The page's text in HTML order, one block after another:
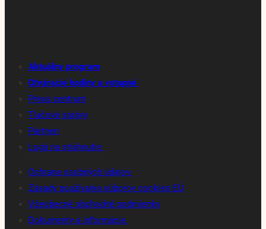
Aktuálny program
Otváracie hodiny a vstupné
Press centrum
Tlačové správy
Partneri
Logá na stiahnutie
Ochrana osobných údajov
Zásady používania súborov cookies EÚ
Všeobecné obchodné podmienky
Dokumenty a informácie